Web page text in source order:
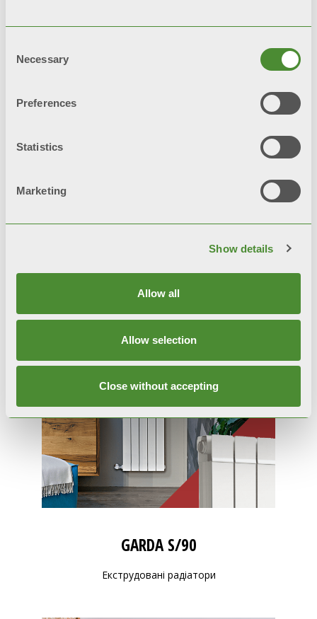
Selection
Necessary
Preferences
Statistics
Marketing
Show details
Allow all
Allow selection
Close without accepting
GARDA S/90
Екструдовані радіатори